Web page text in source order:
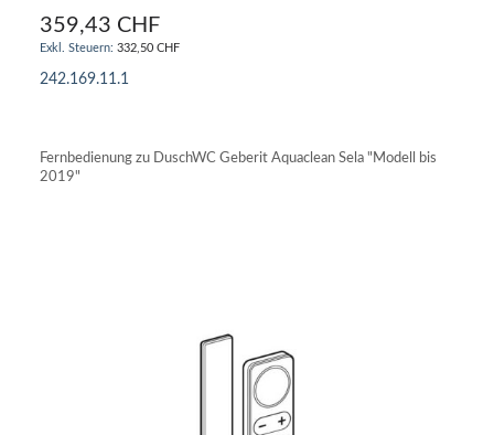
359,43 CHF
332,50 CHF
242.169.11.1
Fernbedienung zu DuschWC Geberit Aquaclean Sela "Modell bis
2019"